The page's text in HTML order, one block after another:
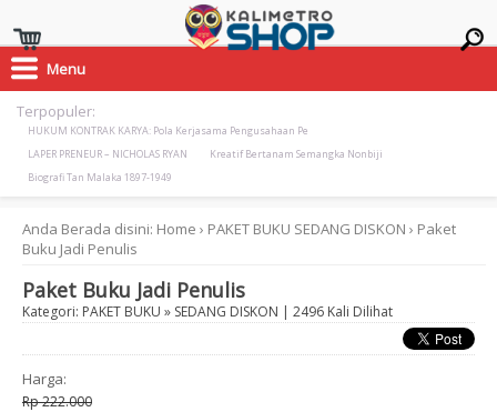
Menu
Terpopuler:
HUKUM KONTRAK KARYA: Pola Kerjasama Pengusahaan Pe
LAPER PRENEUR – NICHOLAS RYAN
Kreatif Bertanam Semangka Nonbiji
Biografi Tan Malaka 1897-1949
Anda Berada disini: Home › PAKET BUKU SEDANG DISKON › Paket
Buku Jadi Penulis
Paket Buku Jadi Penulis
Kategori: PAKET BUKU » SEDANG DISKON | 2496 Kali Dilihat
Harga:
Rp 222.000